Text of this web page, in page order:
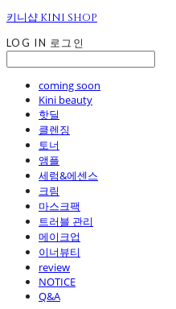
키니샵 KINI SHOP
LOG IN 로그인
coming soon
Kini beauty
핫딜
클렌징
토너
앰플
세럼&에센스
크림
마스크팩
트러블 관리
메이크업
이너뷰티
review
NOTICE
Q&A